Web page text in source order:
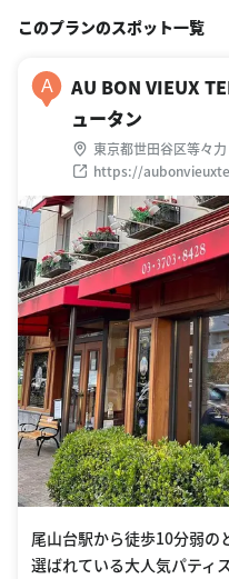
このプランのスポット一覧
A
AU BON VIEUX
ュータン
東京都世田谷区等々
https://
尾山台駅から徒歩10分弱の
選ばれている大人気パティ